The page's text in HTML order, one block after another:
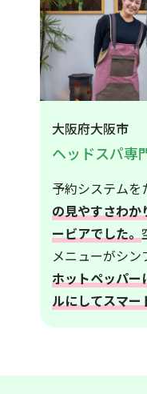
大阪府大阪市
ヘッドスパ専
予約システムを
の見やすさわ
ービアでした。
メニューがシン
ホットペッパ
ルにしてスマー